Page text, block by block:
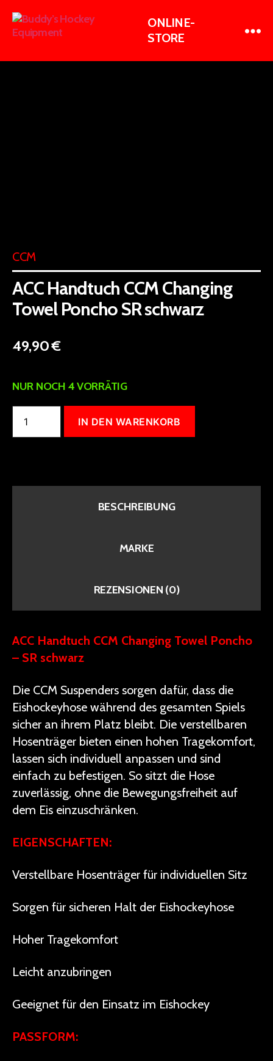
Buddy's
Equipment
CCM
ACC Handtuch CCM Changing
Towel Poncho SR schwarz
49,90€
NUR NOCH 4 VORRÄTIG
Handtuch
CCM
IN DEN WARENKORB
BESCHREIBUNG
MARKE
REZENSIONEN (0)
ACC Handtuch CCM Changing Towel Poncho
– SR schwarz
Die CCM Suspenders sorgen dafür, dass die
Eishockeyhose während des gesamten Spiels
sicher an ihrem Platz bleibt. Die verstellbaren
Hosenträger bieten einen hohen Tragekomfort,
lassen sich individuell anpassen und sind
einfach zu befestigen. So sitzt die Hose
zuverlässig, ohne die Bewegungsfreiheit auf
dem Eis einzuschränken.
EIGENSCHAFTEN:
Verstellbare Hosenträger für individuellen Sitz
Sorgen für sicheren Halt der Eishockeyhose
Hoher Tragekomfort
Leicht anzubringen
Geeignet für den Einsatz im Eishockey
PASSFORM: